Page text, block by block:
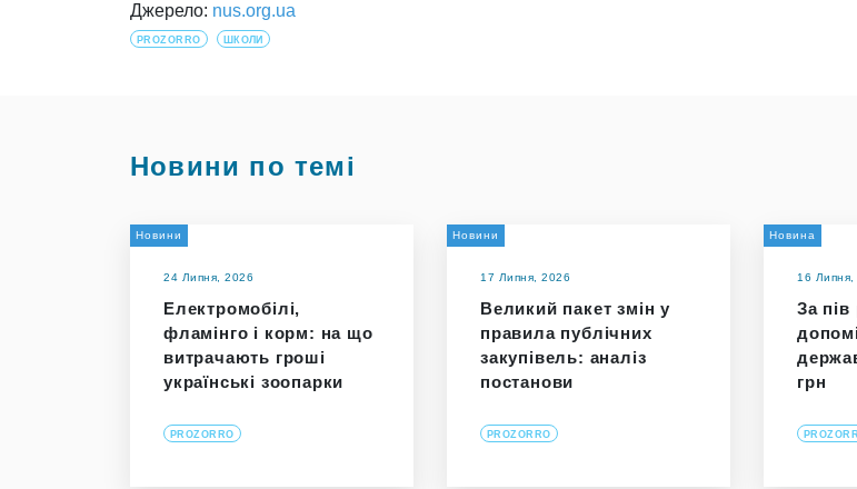
Джерело: nus.org.ua
PROZORRO ШКОЛИ
Новини по темі
Новини
24 Липня, 2026
Електромобілі,
фламінго і корм: на що
витрачають гроші
українські зоопарки
PROZORRO
Новини
17 Липня, 2026
Великий пакет змін у
правила публічних
закупівель: аналіз
постанови
PROZORRO
Новина
16 Липня,
За пів
грн